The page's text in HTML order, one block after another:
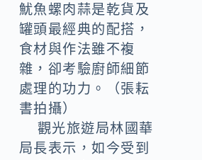
魷魚螺肉蒜是乾貨及
罐頭最經典的配搭，
食材與作法雖不複
雜，卻考驗廚師細節
處理的功力。（張耘
書拍攝）
觀光旅遊局林國華
局長表示，如今受到